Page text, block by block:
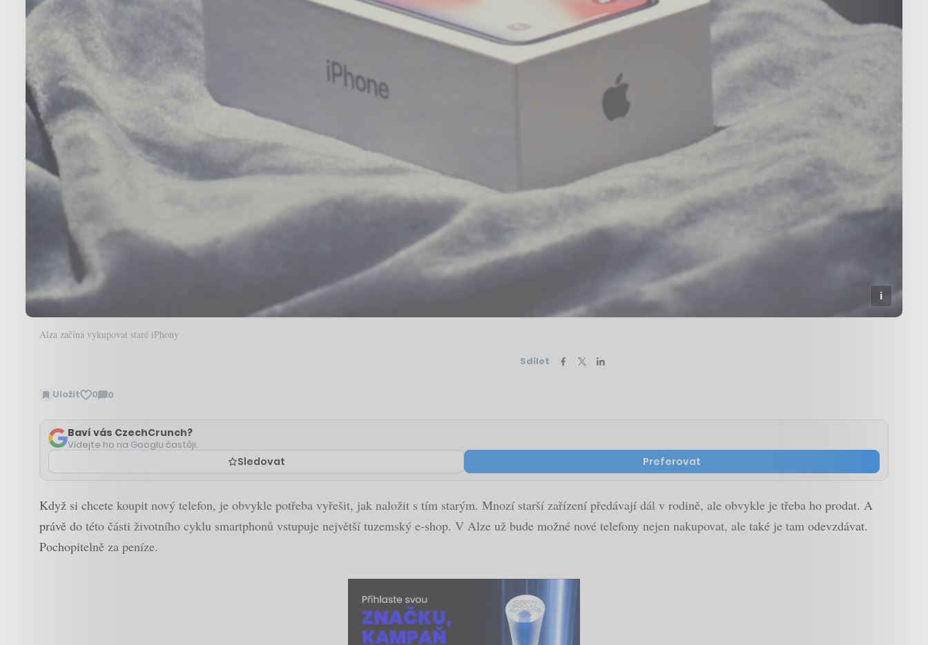
Alza začíná vykupovat staré iPhony
Sdílet
Uložit 0 0
Zobrazit
Baví vás CzechCrunch?
Vídejte ho na Googlu častěji.
Sledovat Preferovat
Když si chcete koupit nový telefon, je obvykle potřeba vyřešit, jak naložit s tím starým. Mnozí starší zařízení předávají dál v rodině, ale obvykle je třeba ho prodat. A
právě do této části životního cyklu smartphonů vstupuje největší tuzemský e-shop. V Alze už bude možné nové telefony nejen nakupovat, ale také je tam odevzdávat.
Pochopitelně za peníze.